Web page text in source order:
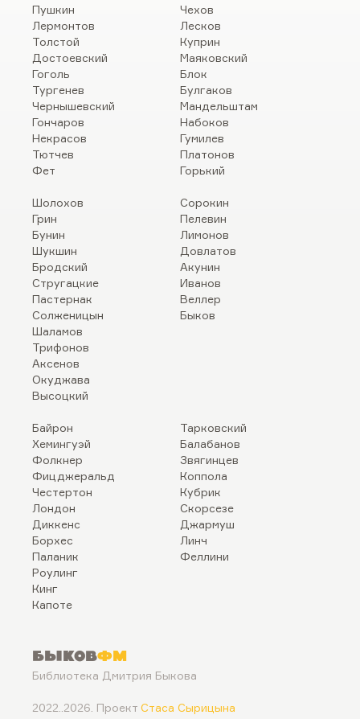
Пушкин
Лермонтов
Толстой
Достоевский
Гоголь
Тургенев
Чернышевский
Гончаров
Некрасов
Тютчев
Фет
Чехов
Лесков
Куприн
Маяковский
Блок
Булгаков
Мандельштам
Набоков
Гумилев
Платонов
Горький
Шолохов
Грин
Бунин
Шукшин
Бродский
Стругацкие
Пастернак
Солженицын
Шаламов
Трифонов
Аксенов
Окуджава
Высоцкий
Сорокин
Пелевин
Лимонов
Довлатов
Акунин
Иванов
Веллер
Быков
Байрон
Хемингуэй
Фолкнер
Фицджеральд
Честертон
Лондон
Диккенс
Борхес
Паланик
Роулинг
Кинг
Капоте
Тарковский
Балабанов
Звягинцев
Коппола
Кубрик
Скорсезе
Джармуш
Линч
Феллини
БыковФМ
Библиотека Дмитрия Быкова
2022..2026. Проект Стаса Сырицына